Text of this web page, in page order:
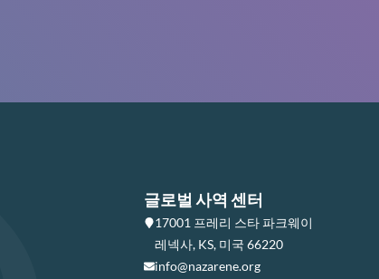
글로벌 사역 센터
17001 프레리 스타 파크웨이
레넥사, KS, 미국 66220
info@nazarene.org